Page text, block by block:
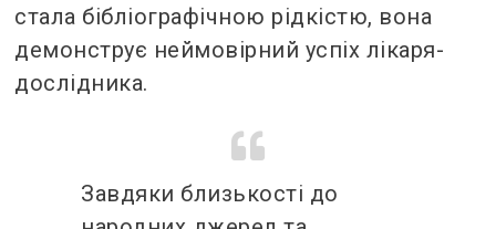
стала бібліографічною рідкістю, вона
демонструє неймовірний успіх лікаря-
дослідника.
Завдяки близькості до